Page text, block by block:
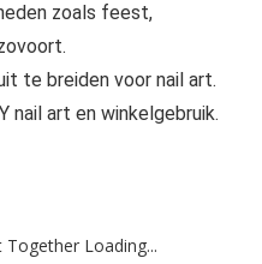
zoals feest,
te breiden voor nail art.
nail art en winkelgebruik.
Loading...